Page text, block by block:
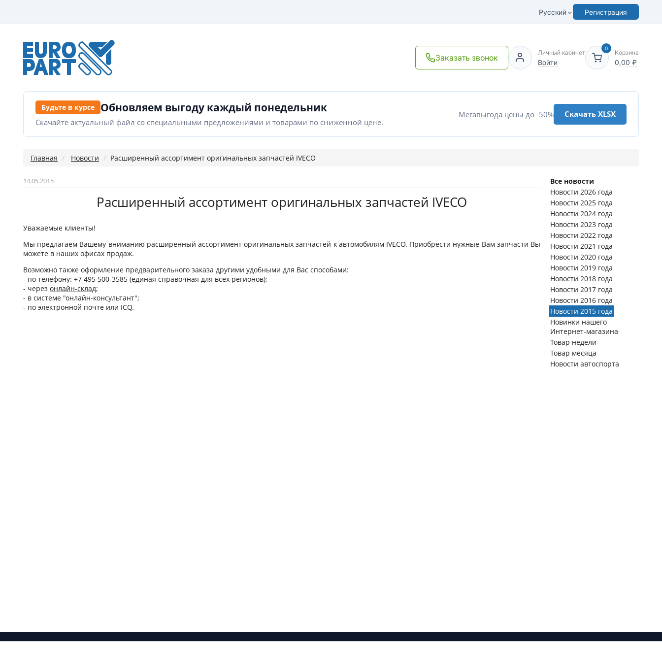
Русский Регистрация
Заказать звонок
Личный кабинет
Войти
0
Корзина
0,00 ₽
Будьте в курсе Обновляем выгоду каждый понедельник
Скачайте актуальный файл со специальными предложениями и товарами по сниженной цене.
Мегавыгода цены до -50% Скачать XLSX
Главная Новости Расширенный ассортимент оригинальных запчастей IVECO
Все новости
Новости 2026 года
Новости 2025 года
Новости 2024 года
Новости 2023 года
Новости 2022 года
Новости 2021 года
Новости 2020 года
Новости 2019 года
Новости 2018 года
Новости 2017 года
Новости 2016 года
Новости 2015 года
Новинки нашего
Интернет-магазина
Товар недели
Товар месяца
Новости автоспорта
14.05.2015
Расширенный ассортимент оригинальных запчастей IVECO
Уважаемые клиенты!
Мы предлагаем Вашему вниманию расширенный ассортимент оригинальных запчастей к автомобилям IVECO. Приобрести нужные Вам запчасти Вы
можете в наших офисах продаж.
Возможно также оформление предварительного заказа другими удобными для Вас способами:
- по телефону: +7 495 500-3585 (единая справочная для всех регионов);
- через онлайн-склад;
- в системе "онлайн-консультант";
- по электронной почте или ICQ.